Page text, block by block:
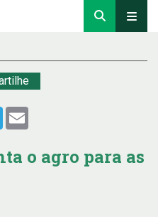
Telegram
o agro para as